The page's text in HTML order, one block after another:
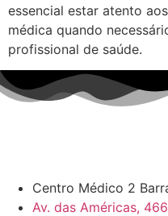
essencial estar atento
médica quando
profissional de saúde.
Centro Médico 2
Av. das Américas,